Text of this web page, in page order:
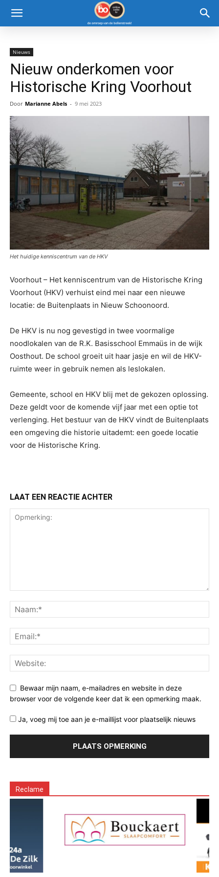
Nieuws
Nieuw onderkomen voor
Historische Kring Voorhout
Door Marianne Abels - 9 mei 2023
Het huidige kenniscentrum van de HKV
Voorhout – Het kenniscentrum van de Historische Kring
Voorhout (HKV) verhuist eind mei naar een nieuwe
locatie: de Buitenplaats in Nieuw Schoonoord.
De HKV is nu nog gevestigd in twee voormalige
noodlokalen van de R.K. Basisschool Emmaüs in de wijk
Oosthout. De school groeit uit haar jasje en wil de HKV-
ruimte weer in gebruik nemen als leslokalen.
Gemeente, school en HKV blij met de gekozen oplossing.
Deze geldt voor de komende vijf jaar met een optie tot
verlenging. Het bestuur van de HKV vindt de Buitenplaats
een omgeving die historie uitademt: een goede locatie
voor de Historische Kring.
LAAT EEN REACTIE ACHTER
Bewaar mijn naam, e-mailadres en website in deze
browser voor de volgende keer dat ik een opmerking maak.
Ja, voeg mij toe aan je e-maillijst voor plaatselijk nieuws
Reclame